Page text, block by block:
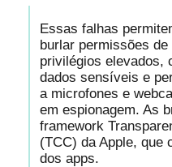
Essas falhas
burlar permissões
privilégios elevados,
dados sensíveis e
a microfones e
em espionagem. As
framework
(TCC) da Apple, que
dos apps.